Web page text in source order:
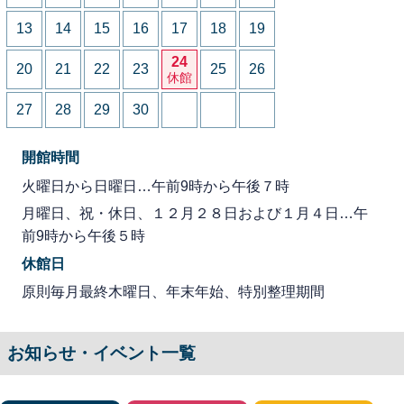
13 14 15 16 17 18 19
20 21 22 23 24
休館
25 26
27 28 29 30
開館時間
火曜日から日曜日…午前9時から午後７時
月曜日、祝・休日、１２月２８日および１月４日…午
前9時から午後５時
休館日
原則毎月最終木曜日、年末年始、特別整理期間
お知らせ・イベント一覧